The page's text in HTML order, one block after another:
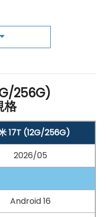
3D IceLoop 散熱系統，
情境下維持良好效能，
作檔案，減少容量不足
業系統
，讓高速上網、周邊配對
配備 6,500mAh矽碳電
需求，並支援最高 67W
，使用彈性更高。
256G)
格
17T (12G/256G)
2026/05
Android 16